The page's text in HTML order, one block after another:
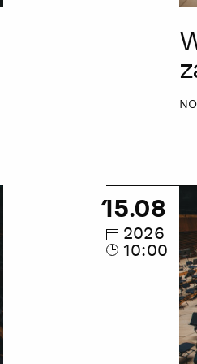
Wakacyjne
zwiedzanie
zakamarków
NOSPR
15.08
2026
10:00